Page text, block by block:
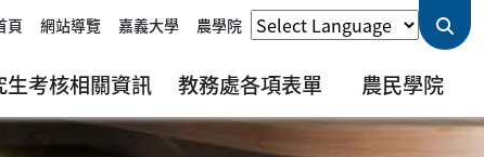
頁 網站導覽 嘉義大學 農學院
生考核相關資訊 教務處各項表單 農民學院